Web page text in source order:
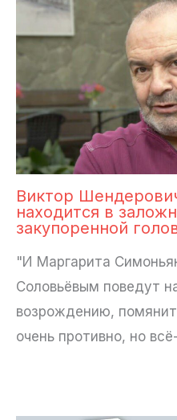
Виктор
находится в
закупоренной
"И Маргарита
Соловьёвым поведут
возрождению,
очень противно, но